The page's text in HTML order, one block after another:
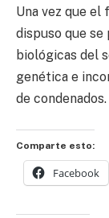
Una vez que
dispuso que se
biológicas del
genética e
de condenados.
Comparte esto:
Facebook